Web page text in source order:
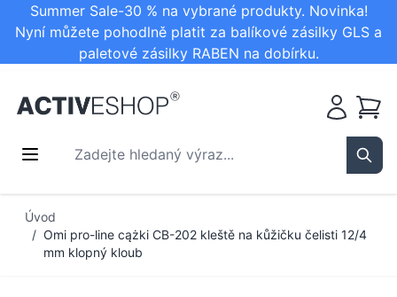
Summer Sale-30 % na vybrané produkty. Novinka!
Nyní můžete pohodlně platit za balíkové zásilky GLS a
paletové zásilky RABEN na dobírku.
Zadejte hledaný výraz...
Košík
Úvod
/ Omi pro-line cążki CB-202 kleště na kůžičku čelisti 12/4
mm klopný kloub